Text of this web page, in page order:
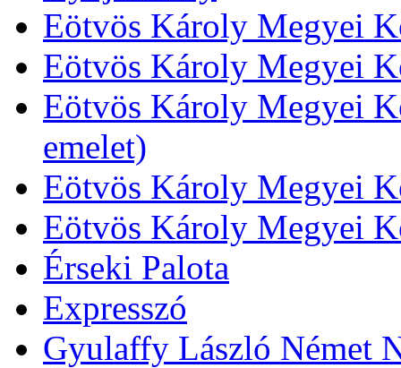
Eötvös Károly Megyei
Eötvös Károly Megyei
Eötvös Károly Megyei
emelet)
Eötvös Károly Megyei
Eötvös Károly Megyei
Érseki Palota
Expresszó
Gyulaffy László Német